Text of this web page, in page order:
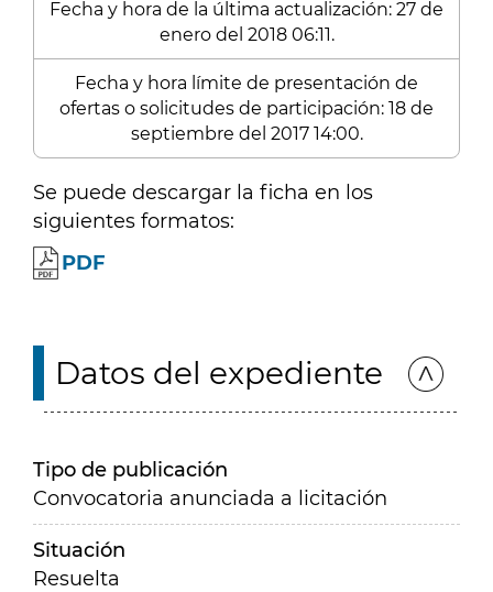
Fecha y hora de la última actualización: 27 de
enero del 2018 06:11.
Fecha y hora límite de presentación de
ofertas o solicitudes de participación: 18 de
septiembre del 2017 14:00.
Se puede descargar la ficha en los
siguientes formatos:
PDF
Datos del expediente
Tipo de publicación
Convocatoria anunciada a licitación
Situación
Resuelta